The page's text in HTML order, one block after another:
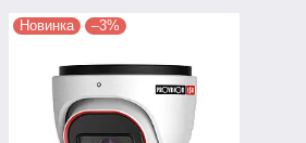
Новинка –3%